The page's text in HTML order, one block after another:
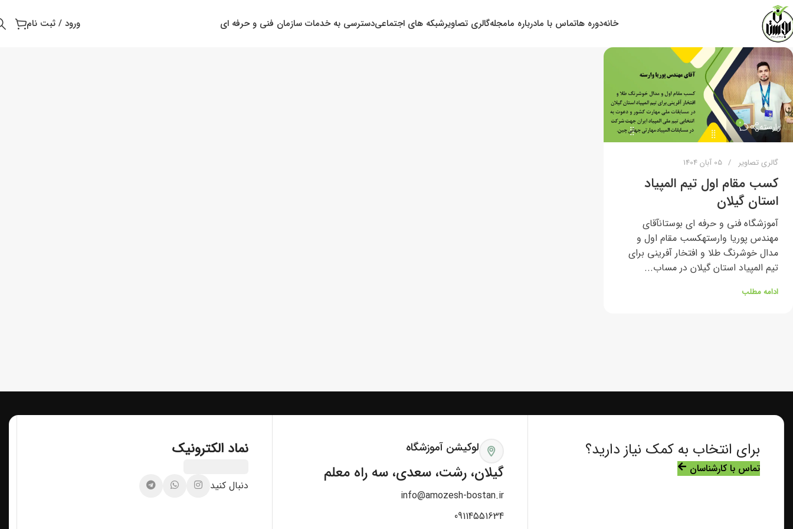
خانهدوره هاتماس با مادرباره مامجلهگالری تصاویرشبکه های اجتماعیدسترسی به خدمات سازمان فنی و حرفه ای ورود / ثبت نام
وارسته 0
گالری تصاویر 05 آبان 1404
کسب مقام اول تیم المپیاد
استان گیلان
آموزشگاه فنی و حرفه ای بوستانآقای
مهندس پوریا وارستهکسب مقام اول و
مدال خوشرنگ طلا و افتخار آفرینی برای
تیم المپیاد استان گیلان در مساب...
ادامه مطلب
برای انتخاب به کمک نیاز دارید؟
تماس با کارشناسان
لوکیشن آموزشگاه
گیلان، رشت، سعدی، سه راه معلم
info@amozesh-bostan.ir
09114551634
نماد الکترونیک
دنبال کنید